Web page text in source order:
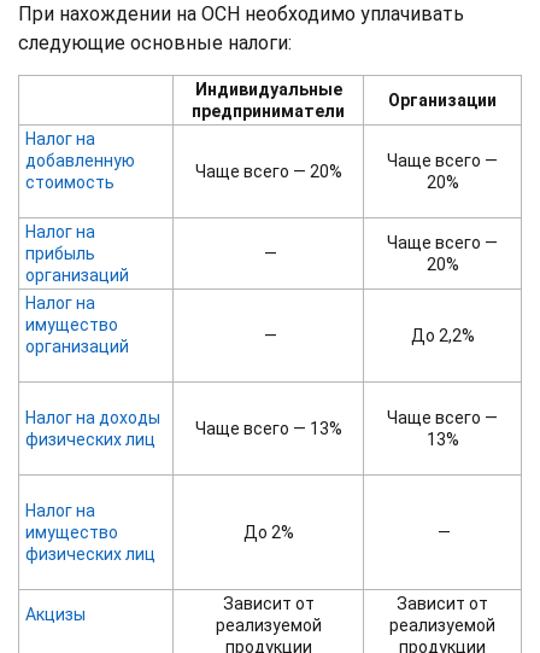
При нахождении на ОСН необходимо уплачивать
следующие основные налоги:
Индивидуальные
предприниматели
Организации
Налог на
добавленную
стоимость
Чаще всего — 20%
Чаще всего —
20%
Налог на
прибыль
организаций
—
Чаще всего —
20%
Налог на
имущество
организаций
— До 2,2%
Налог на доходы
физических лиц
Чаще всего — 13%
Чаще всего —
13%
Налог на
имущество
физических лиц
До 2% —
Акцизы
Зависит от
реализуемой
продукции
Зависит от
реализуемой
продукции